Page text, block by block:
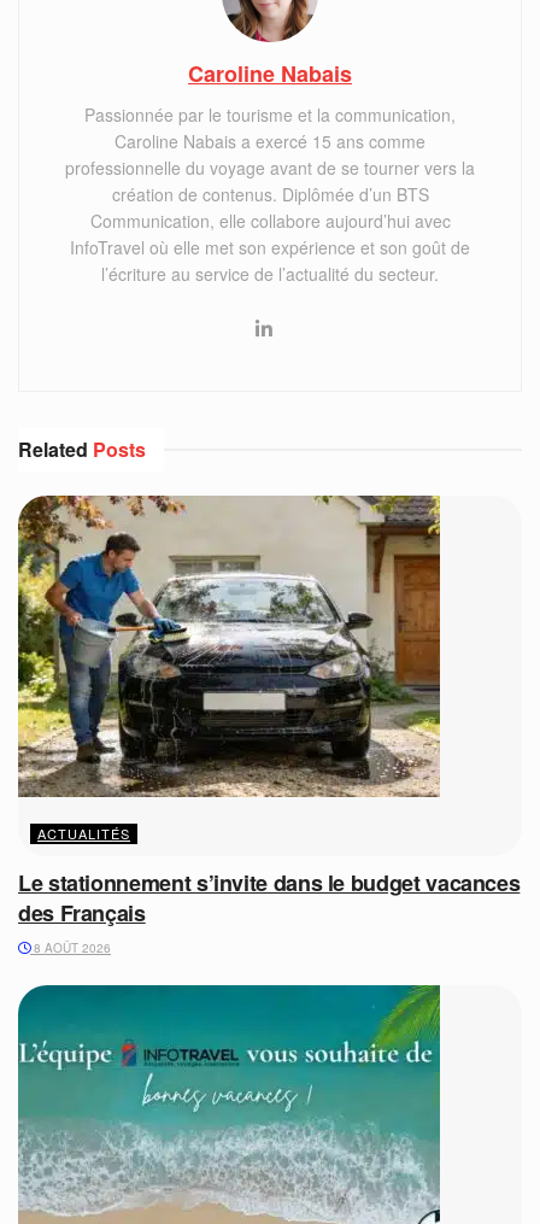
Caroline Nabais
Passionnée par le tourisme et la communication,
Caroline Nabais a exercé 15 ans comme
professionnelle du voyage avant de se tourner vers la
création de contenus. Diplômée d’un BTS
Communication, elle collabore aujourd’hui avec
InfoTravel où elle met son expérience et son goût de
l’écriture au service de l’actualité du secteur.
Related Posts
ACTUALITÉS
Le stationnement s’invite dans le budget vacances
des Français
8 AOÛT 2026